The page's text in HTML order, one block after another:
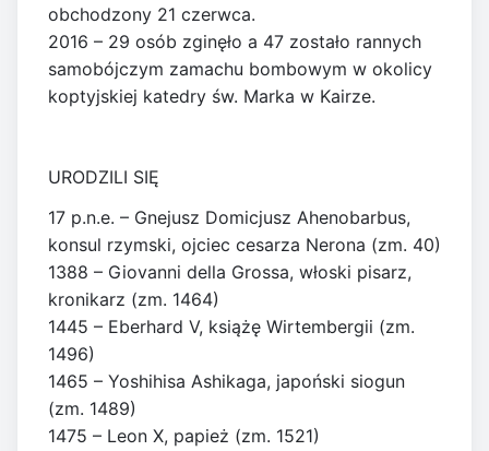
obchodzony 21 czerwca.
2016 – 29 osób zginęło a 47 zostało rannych
samobójczym zamachu bombowym w okolicy
koptyjskiej katedry św. Marka w Kairze.
URODZILI SIĘ
17 p.n.e. – Gnejusz Domicjusz Ahenobarbus,
konsul rzymski, ojciec cesarza Nerona (zm. 40)
1388 – Giovanni della Grossa, włoski pisarz,
kronikarz (zm. 1464)
1445 – Eberhard V, książę Wirtembergii (zm.
1496)
1465 – Yoshihisa Ashikaga, japoński siogun
(zm. 1489)
1475 – Leon X, papież (zm. 1521)